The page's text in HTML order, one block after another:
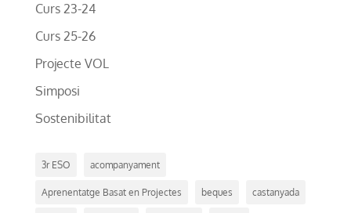
Curs 23-24
Curs 25-26
Projecte VOL
Simposi
Sostenibilitat
3r ESO acompanyament
Aprenentatge Basat en Projectes beques castanyada